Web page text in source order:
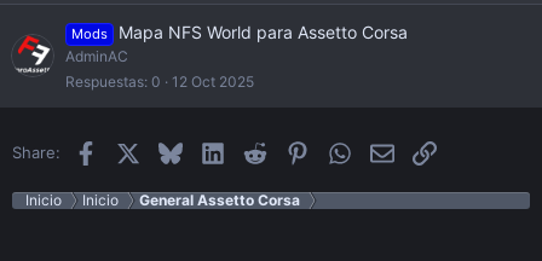
Mods Mapa NFS World para Assetto Corsa
AdminAC
Respuestas 0 12 Oct 2025
Share: Facebook BlueskyLinkedInReddit PinterestWhatsApp
EmailEnlace
Inicio Inicio General Assetto Corsa